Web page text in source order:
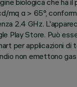
biologica che ha
α > 65°,
2.4 GHz.
Play Store. Può
per applicazioni
non emettono